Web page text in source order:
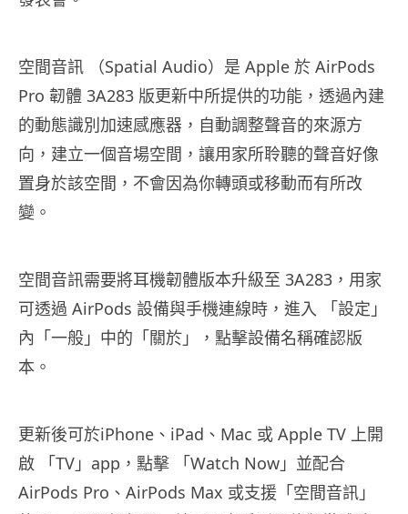
空間音訊 （Spatial Audio）是 Apple 於 AirPods
Pro 韌體 3A283 版更新中所提供的功能，透過內建
的動態識別加速感應器，自動調整聲音的來源方
向，建立一個音場空間，讓用家所聆聽的聲音好像
置身於該空間，不會因為你轉頭或移動而有所改
變。
空間音訊需要將耳機韌體版本升級至 3A283，用家
可透過 AirPods 設備與手機連線時，進入 「設定」
內「一般」中的「關於」，點擊設備名稱確認版
本。
更新後可於iPhone、iPad、Mac 或 Apple TV 上開
啟 「TV」app，點擊 「Watch Now」並配合
AirPods Pro、AirPods Max 或支援「空間音訊」